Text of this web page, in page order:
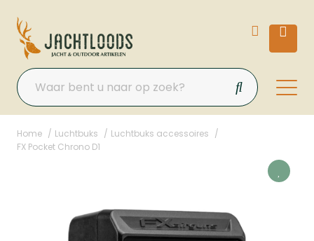
Home Luchtbuks
Luchtbuks accessoires
FX Pocket Chrono D1